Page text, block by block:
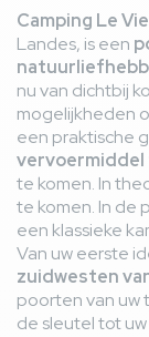
Camping Le
Landes, is een
nu van dichtbij
mogelijkheden
een praktische
vervoermiddel
te komen. In
te komen. In de
een klassieke
Van uw eerste
zuidwesten
poorten van uw
de sleutel tot uw